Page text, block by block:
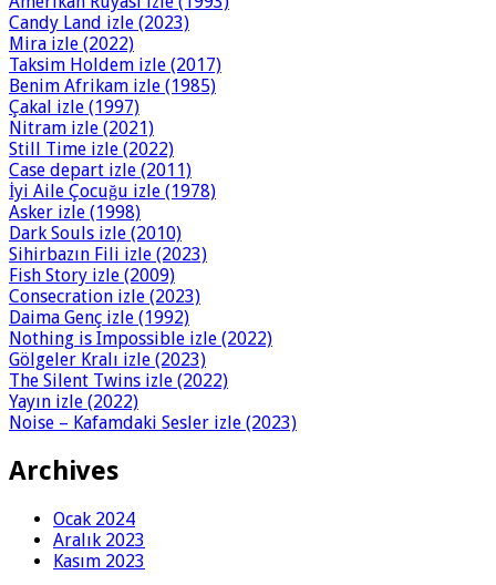
Candy Land izle (2023)
Mira izle (2022)
Taksim Holdem izle (2017)
Benim Afrikam izle (1985)
Çakal izle (1997)
Nitram izle (2021)
Still Time izle (2022)
Case depart izle (2011)
İyi Aile Çocuğu izle (1978)
Asker izle (1998)
Dark Souls izle (2010)
Sihirbazın Fili izle (2023)
Fish Story izle (2009)
Consecration izle (2023)
Daima Genç izle (1992)
Nothing is Impossible izle (2022)
Gölgeler Kralı izle (2023)
The Silent Twins izle (2022)
Yayın izle (2022)
Noise – Kafamdaki Sesler izle (2023)
Archives
Ocak 2024
Aralık 2023
Kasım 2023